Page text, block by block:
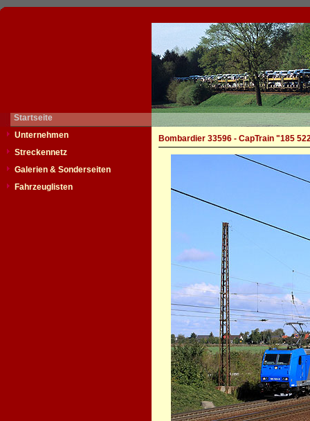
Startseite
Unternehmen
Streckennetz
Galerien & Sonderseiten
Fahrzeuglisten
Bombardier 33596 - CapTrain "185